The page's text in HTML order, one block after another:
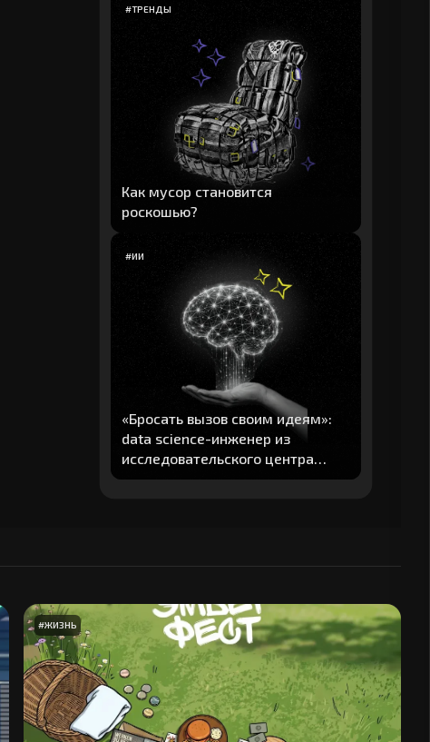
#ТРЕНДЫ
Как мусор становится
роскошью?
#ИИ
«Бросать вызов своим идеям»:
data science-инженер из
исследовательского центра
"Авито" рассказал о главных
#ЖИЗНЬ